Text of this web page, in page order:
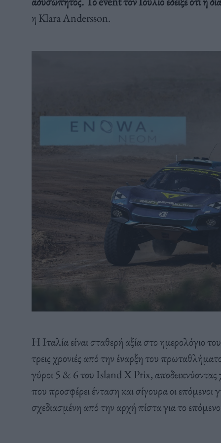
η Klara Andersson.
H Ιταλία είναι σταθερή αξία στο ημερολόγιο
τρεις χρονιές από την έναρξη του
γύροι 5 & 6 του Island X Prix, αποδεικνύοντας
που προσφέρει ένταση και σίγουρα οι επόμενοι
σχεδιασμένη από την αρχή πίστα για το